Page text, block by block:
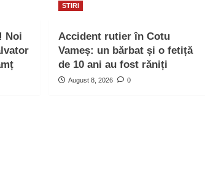
Noi
STIRI
Accident rutier în Cotu
Vameș: un bărbat și o fetiță
de 10 ani au fost răniți
August 8, 2026 0